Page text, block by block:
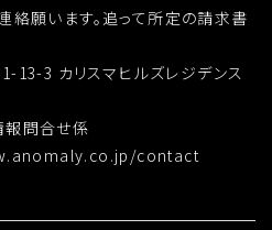
絡願います。追って所定の請求書
13-3 カリスマヒルズレジデンス
問合せ係
contact